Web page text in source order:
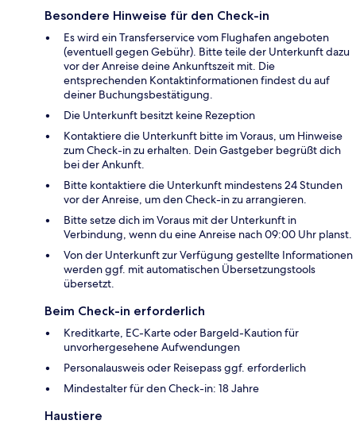
Besondere Hinweise für den Check-in
Es wird ein Transferservice vom Flughafen angeboten
(eventuell gegen Gebühr). Bitte teile der Unterkunft dazu
vor der Anreise deine Ankunftszeit mit. Die
entsprechenden Kontaktinformationen findest du auf
deiner Buchungsbestätigung.
Die Unterkunft besitzt keine Rezeption
Kontaktiere die Unterkunft bitte im Voraus, um Hinweise
zum Check-in zu erhalten. Dein Gastgeber begrüßt dich
bei der Ankunft.
Bitte kontaktiere die Unterkunft mindestens 24 Stunden
vor der Anreise, um den Check-in zu arrangieren.
Bitte setze dich im Voraus mit der Unterkunft in
Verbindung, wenn du eine Anreise nach 09:00 Uhr planst.
Von der Unterkunft zur Verfügung gestellte Informationen
werden ggf. mit automatischen Übersetzungstools
übersetzt.
Beim Check-in erforderlich
Kreditkarte, EC-Karte oder Bargeld-Kaution für
unvorhergesehene Aufwendungen
Personalausweis oder Reisepass ggf. erforderlich
Mindestalter für den Check-in: 18 Jahre
Haustiere